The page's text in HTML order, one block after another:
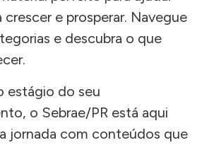
e prosperar. Navegue
e descubra o que
estágio do seu
o Sebrae/PR está aqui
jornada com conteúdos que